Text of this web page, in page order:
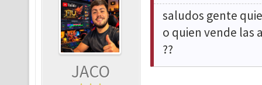
JACO
saludos gente
o quien vende las
??